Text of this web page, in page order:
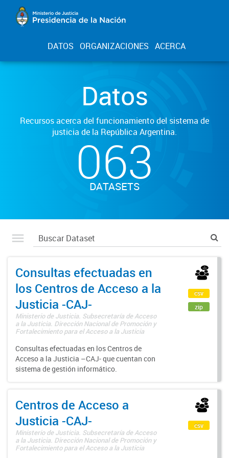
DATOS ORGANIZACIONES ACERCA
Datos
Recursos acerca del funcionamiento del sistema de
justicia de la República Argentina.
063
DATASETS
Consultas efectuadas en
los Centros de Acceso a la
Justicia -CAJ-
Ministerio de Justicia. Subsecretaría de Acceso
a la Justicia. Dirección Nacional de Promoción y
Fortalecimiento para el Acceso a la Justicia
Consultas efectuadas en los Centros de
Acceso a la Justicia –CAJ- que cuentan con
sistema de gestión informático.
csv
zip
Centros de Acceso a
Justicia -CAJ-
Ministerio de Justicia. Subsecretaría de Acceso
a la Justicia. Dirección Nacional de Promoción y
Fortalecimiento para el Acceso a la Justicia
csv